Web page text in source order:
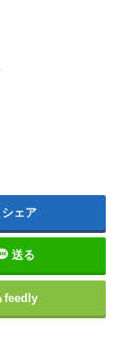
シェア
送る
feedly